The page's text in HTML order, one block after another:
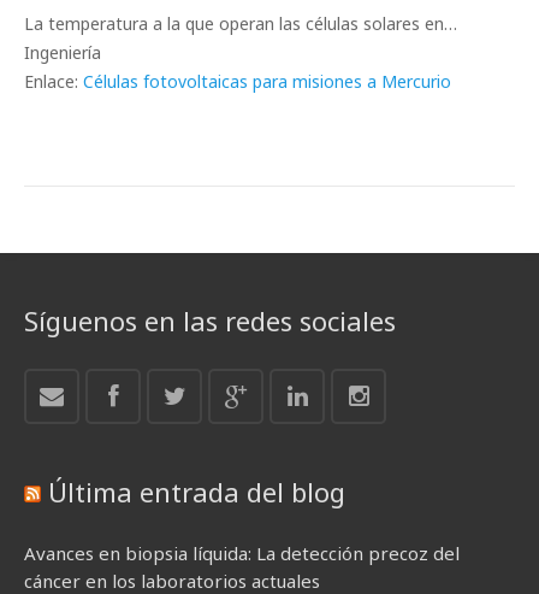
La temperatura a la que operan las células solares en…
Ingeniería
Enlace: Células fotovoltaicas para misiones a Mercurio
Síguenos en las redes sociales
Última entrada del blog
Avances en biopsia líquida: La detección precoz del
cáncer en los laboratorios actuales